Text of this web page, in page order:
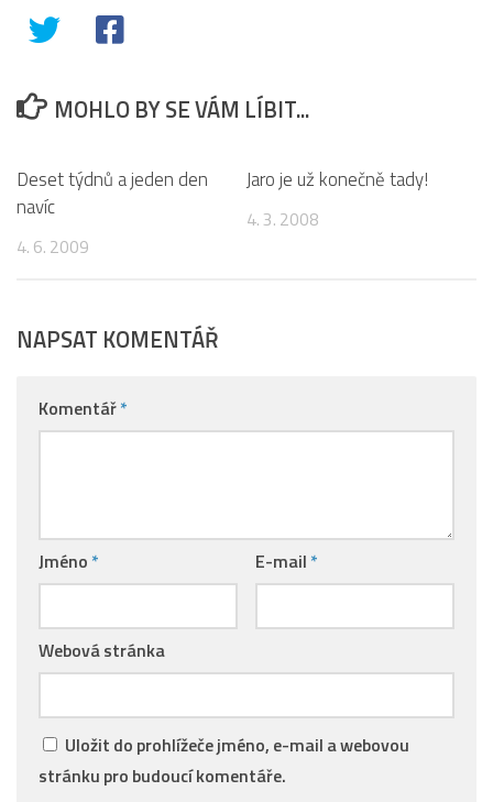
MOHLO BY SE VÁM LÍBIT...
Deset týdnů a jeden den
navíc
4. 6. 2009
Jaro je už konečně tady!
4. 3. 2008
NAPSAT KOMENTÁŘ
Komentář*
Jméno * E-mail *
Webová stránka
Uložit do prohlížeče jméno, e-mail a webovou
stránku pro budoucí komentáře.